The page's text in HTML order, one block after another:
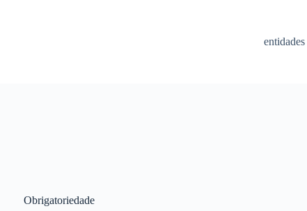
entidades
Obrigatoriedade